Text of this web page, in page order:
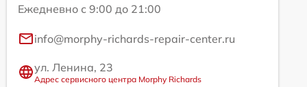
Ежедневно с 9:00 до 21:00
info@morphy-richards-repair-center.ru
ул. Ленина, 23
Адрес сервисного центра Morphy Richards